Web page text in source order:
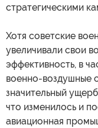
стратегическими
Хотя советские
увеличивали свои
эффективность, в
военно-воздушные
значительный
что изменилось и
авиационная